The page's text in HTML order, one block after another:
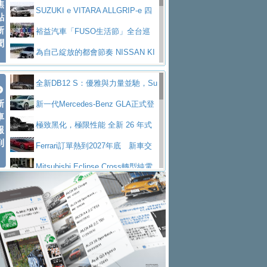
V PrestigeSUZUKI e VITARA ALLGRIP-e 四
驅精神的純電新詮釋
裕益汽車「FUSO生活節」全台巡
迴 結合生活體驗、交通安全與購車優惠
為自己綻放的都會節奏 NISSAN KI
CKS SAKURA為品味獨具層峰買家打造的頂級座
駕，MAZDA CX-90 33T AWD Premium Ca
ptain Seat
EV
技的座駕! Ford Territory中型油電休旅
SO Super Great今日在台登場，結合先進安
ntis四品牌經銷權，全新多品牌旗艦展示中
心開幕啟用
屏東特搜大隊再添新利器 SITRAK
救助器材車買氣不衰、SUZUKI經銷商勇於開啟
全新大店，新北都鈴木占地500坪土城旗艦
展示中心開幕
2025第七屆ISUZU運轉職人挑戰賽
熱血登場 展現極致車技與專業職人精神
H2GP世界總決賽圓滿落幕 台灣團
隊表現精彩淨零減碳指標性應用 純電動水泥預
全新DB12 S：優雅與力量並馳，Su
per Tourer的顛峰之作
新一代Mercedes-Benz GLA正式登
場 續航最高657公里、支援320kW快充
極致黑化，極限性能 全新 26 年式
DEFENDER OCTA BLACK 限量登台
Ferrari訂單熱到2027年底 新車交
付至少得等一年以上
Mitsubishi Eclipse Cross轉型純電
休旅 87kWh電池續航超過600公里
全新BMW 318i Touring豪華旅行車
全台限量200台 進化現型
不等零關稅的紅利，Jeep品牌今日
起展開首批車交車
Volvo EX60 即將叩關，靜肅性、底
盤與數位介面搶先揭露
Audi Q9 將於 2026 年底上市 旗艦